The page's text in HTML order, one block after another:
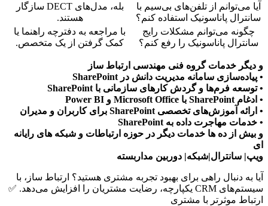
آیا می‌توانم از تلفن‌های بی‌سیم با
سانترال پاناسونیک استفاده کنم؟
بله، مدل‌های DECT سازگار
هستند.
چگونه می‌توانم مشکلات رایج
سانترال پاناسونیک را رفع کنم؟
با مراجعه به دفترچه راهنما یا
کمک گرفتن از یک متخصص.
و دیگر خدمات گروه فنی مهندسی ارتباط ساز
• پیاده‌سازی سامانه مدیریت دانش در SharePoint
• توسعه فرم‌ها و گردش کارهای سازمانی با SharePoint
• ادغام SharePoint با Microsoft Office و Power BI
• ارائه آموزش‌های تخصصی SharePoint برای کاربران و مدیران
• خدمات مهاجرت داده به SharePoint
و بیش از ده ها خدمات دیگر در حوزه ارتباطات و شبکه های رایانه
ای
ویپ| سانترال|شبکه| دوربین مداربسته
آیا به دنبال راهی برای بهبود تجربه مشتری هستید؟ ارتباط ساز، با
سیستم‌های CRM یکپارچه، رضایت مشتریان را افزایش می‌دهد. ✅
ارتباط موثرتر با مشتری